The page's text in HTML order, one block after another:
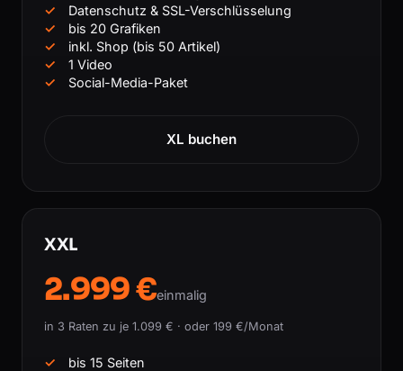
Datenschutz & SSL-Verschlüsselung
bis 20 Grafiken
inkl. Shop (bis 50 Artikel)
1 Video
Social-Media-Paket
XL buchen
XXL
2.999 €einmalig
in 3 Raten zu je 1.099 € · oder 199 €/Monat
bis 15 Seiten